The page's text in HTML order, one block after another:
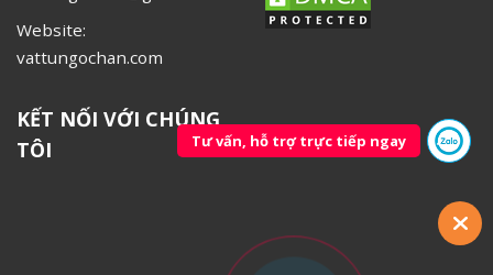
Website:
vattungochan.com
KẾT NỐI VỚI CHÚNG
TÔI
Tư vấn, hỗ trợ trực tiếp ngay